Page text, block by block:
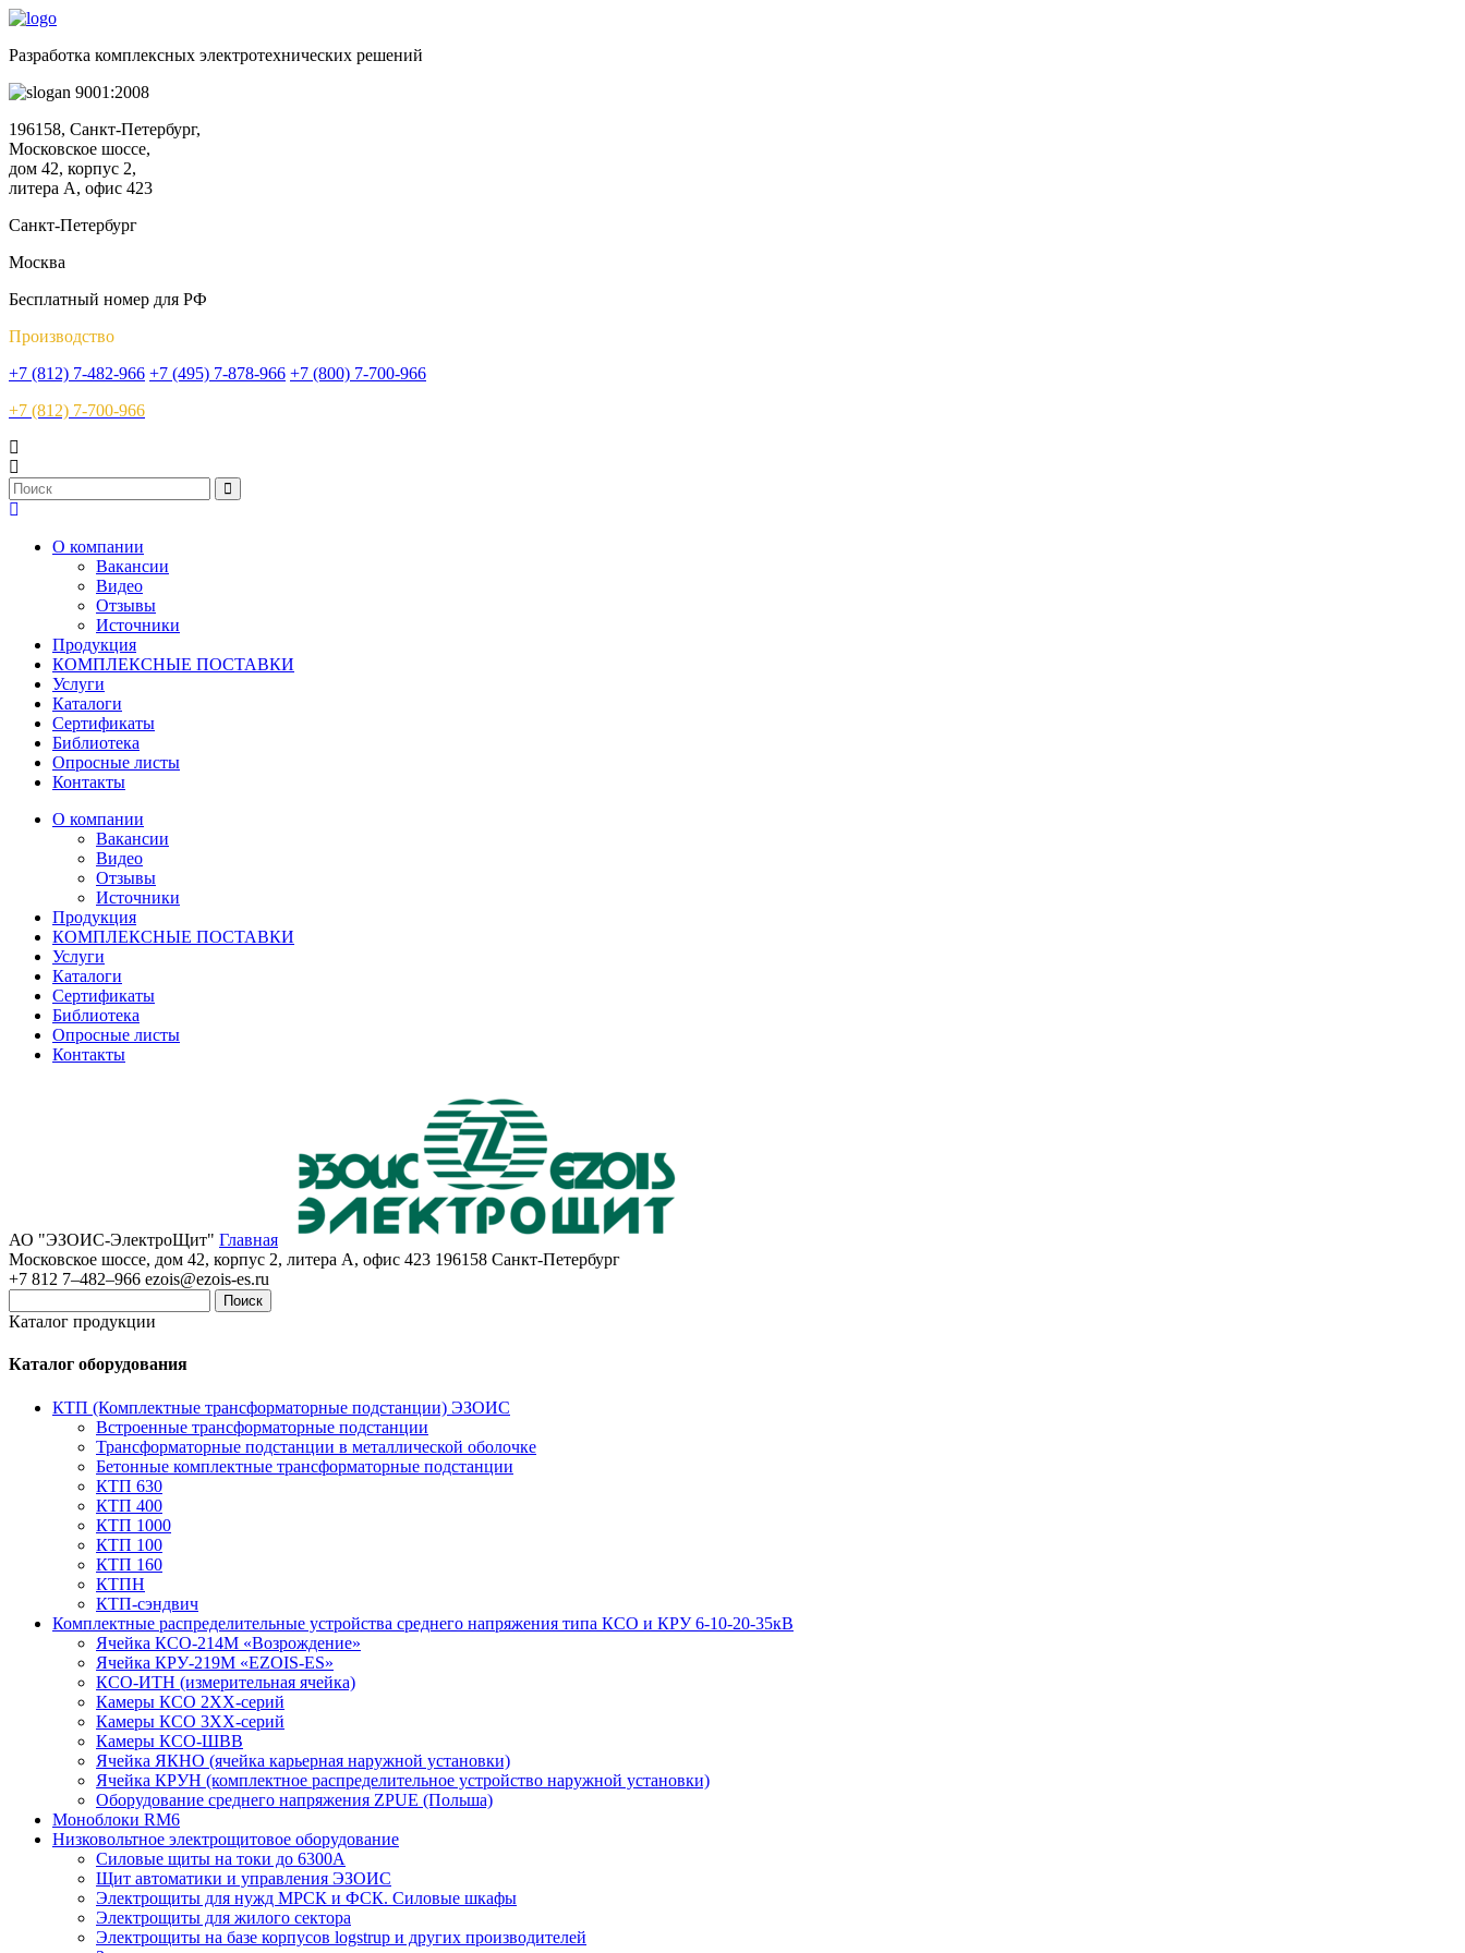
Разработка комплексных электротехнических решений
9001:2008
196158, Санкт-Петербург,
Московское шоссе,
дом 42, корпус 2,
литера А, офис 423
Санкт-Петербург
Москва
Бесплатный номер для РФ
Производство
+7 (812) 7-482-966 +7 (495) 7-878-966 +7 (800) 7-700-966
+7 (812) 7-700-966
О компании
Вакансии
Видео
Отзывы
Источники
Продукция
КОМПЛЕКСНЫЕ ПОСТАВКИ
Услуги
Каталоги
Сертификаты
Библиотека
Опросные листы
Контакты
О компании
Вакансии
Видео
Отзывы
Источники
Продукция
КОМПЛЕКСНЫЕ ПОСТАВКИ
Услуги
Каталоги
Сертификаты
Библиотека
Опросные листы
Контакты
АО "ЭЗОИС-ЭлектроЩит" Главная
Московское шоссе, дом 42, корпус 2, литера А, офис 423 196158 Санкт-Петербург
+7 812 7–482–966 ezois@ezois-es.ru
Поиск
Каталог продукции
Каталог оборудования
КТП (Комплектные трансформаторные подстанции) ЭЗОИС
Встроенные трансформаторные подстанции
Трансформаторные подстанции в металлической оболочке
Бетонные комплектные трансформаторные подстанции
КТП 630
КТП 400
КТП 1000
КТП 100
КТП 160
КТПН
КТП-сэндвич
Комплектные распределительные устройства среднего напряжения типа КСО и КРУ 6-10-20-35кВ
Ячейка КСО-214М «Возрождение»
Ячейка КРУ-219М «EZOIS-ES»
КСО-ИТН (измерительная ячейка)
Камеры КСО 2ХХ-серий
Камеры КСО 3ХХ-серий
Камеры КСО-ШВВ
Ячейка ЯКНО (ячейка карьерная наружной установки)
Ячейка КРУН (комплектное распределительное устройство наружной установки)
Оборудование среднего напряжения ZPUE (Польша)
Моноблоки RM6
Низковольтное электрощитовое оборудование
Силовые щиты на токи до 6300А
Щит автоматики и управления ЭЗОИС
Электрощиты для нужд МРСК и ФСК. Силовые шкафы
Электрощиты для жилого сектора
Электрощиты на базе корпусов logstrup и других производителей